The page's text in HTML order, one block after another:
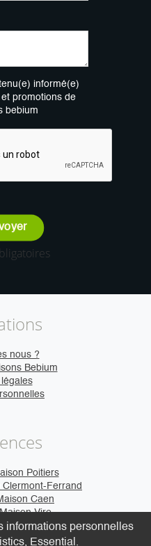
informé(e)
promotions de
bebium
nous ?
Bebium
Poitiers
Ferrand
Caen
Vire
informations personnelles
Essential .